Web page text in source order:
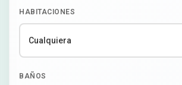
HABITACIONES
BAÑOS